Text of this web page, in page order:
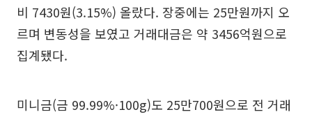
비 7430원(3.15%) 올랐다. 장중에는 25만원까지 오
르며 변동성을 보였고 거래대금은 약 3456억원으로
집계됐다.
미니금(금 99.99%·100g)도 25만700원으로 전 거래